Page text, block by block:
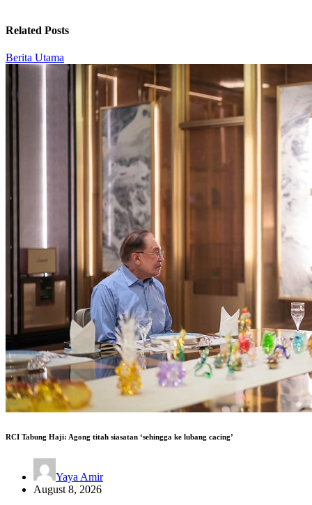
Related Posts
Berita Utama
RCI Tabung Haji: Agong titah siasatan ‘sehingga ke lubang cacing’
Yaya Amir
August 8, 2026